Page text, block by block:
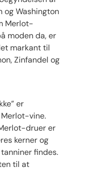
og Washington
Merlot-
moden da, er
markant til
Zinfandel og
er
vine.
druer er
kerner og
findes.
til at